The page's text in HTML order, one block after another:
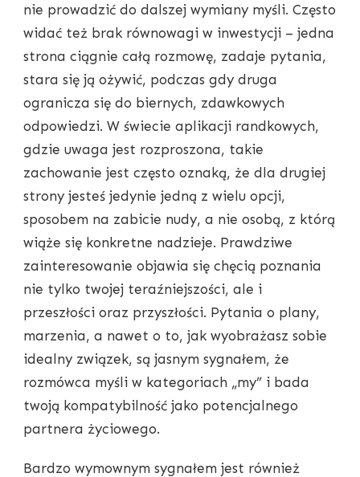
nie prowadzić do dalszej wymiany myśli. Często
widać też brak równowagi w inwestycji – jedna
strona ciągnie całą rozmowę, zadaje pytania,
stara się ją ożywić, podczas gdy druga
ogranicza się do biernych, zdawkowych
odpowiedzi. W świecie aplikacji randkowych,
gdzie uwaga jest rozproszona, takie
zachowanie jest często oznaką, że dla drugiej
strony jesteś jedynie jedną z wielu opcji,
sposobem na zabicie nudy, a nie osobą, z którą
wiąże się konkretne nadzieje. Prawdziwe
zainteresowanie objawia się chęcią poznania
nie tylko twojej teraźniejszości, ale i
przeszłości oraz przyszłości. Pytania o plany,
marzenia, a nawet o to, jak wyobrażasz sobie
idealny związek, są jasnym sygnałem, że
rozmówca myśli w kategoriach „my” i bada
twoją kompatybilność jako potencjalnego
partnera życiowego.
Bardzo wymownym sygnałem jest również